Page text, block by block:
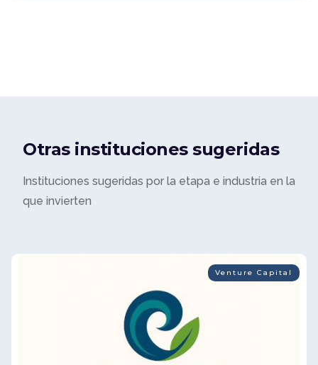
Otras instituciones sugeridas
Instituciones sugeridas por la etapa e industria en la
que invierten
Venture Capital